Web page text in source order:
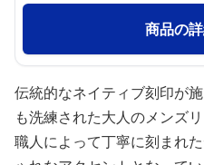
商品の
伝統的なネイティブ刻印が
も洗練された大人のメンズリ
職人によって丁寧に刻まれ